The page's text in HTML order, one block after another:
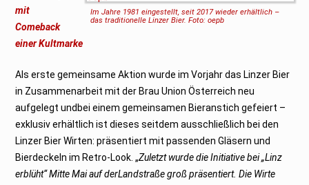
Im Jahre 1981 eingestellt, seit 2017 wieder erhältlich –
das traditionelle Linzer Bier. Foto: oepb
mit
Comeback
einer Kultmarke
Als erste gemeinsame Aktion wurde im Vorjahr das Linzer Bier
in Zusammenarbeit mit der Brau Union Österreich neu
aufgelegt undbei einem gemeinsamen Bieranstich gefeiert –
exklusiv erhältlich ist dieses seitdem ausschließlich bei den
Linzer Bier Wirten: präsentiert mit passenden Gläsern und
Bierdeckeln im Retro-Look. „Zuletzt wurde die Initiative bei „Linz
erblüht“ Mitte Mai auf derLandstraße groß präsentiert. Die Wirte